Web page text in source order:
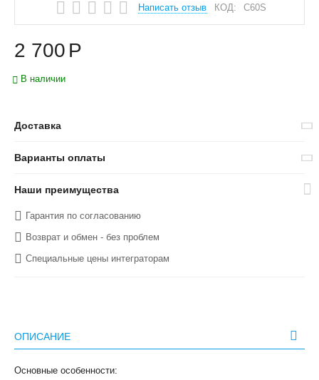
Написать отзыв КОД: C60S
2 700 Р
В наличии
Доставка
Варианты оплаты
Наши преимущества
Гарантия по согласованию
Возврат и обмен - без проблем
Специальные цены интеграторам
ОПИСАНИЕ
Основные особенности: